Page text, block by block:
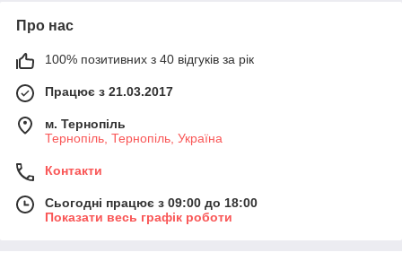
Про нас
100% позитивних з 40 відгуків за рік
Працює з 21.03.2017
м. Тернопіль
Тернопіль, Тернопіль, Україна
Контакти
Сьогодні працює з 09:00 до 18:00
Показати весь графік роботи